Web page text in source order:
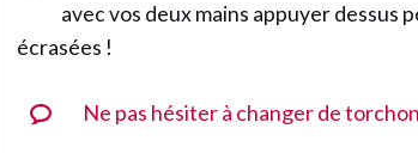
avec vos deux mains appuyer dessus
écrasées !
Ne pas hésiter à changer de